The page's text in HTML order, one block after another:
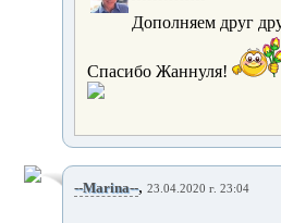
Дополняем друг
Спасибо Жаннуля!
--Marina--, 23.04.2020 г. 23:04